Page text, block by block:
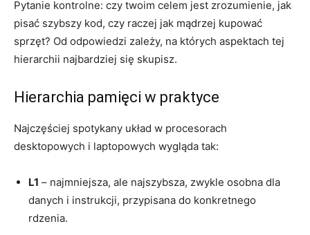
Pytanie kontrolne: czy twoim celem jest zrozumienie, jak
pisać szybszy kod, czy raczej jak mądrzej kupować
sprzęt? Od odpowiedzi zależy, na których aspektach tej
hierarchii najbardziej się skupisz.
Hierarchia pamięci w praktyce
Najczęściej spotykany układ w procesorach
desktopowych i laptopowych wygląda tak:
L1 – najmniejsza, ale najszybsza, zwykle osobna dla
danych i instrukcji, przypisana do konkretnego
rdzenia.